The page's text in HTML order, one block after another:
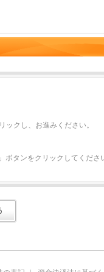
ックし、お進みください。
ボタンをクリックしてくださ